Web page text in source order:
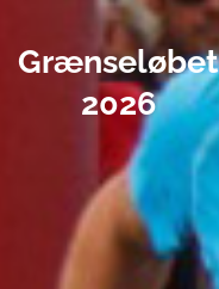
Grænseløbet
2026